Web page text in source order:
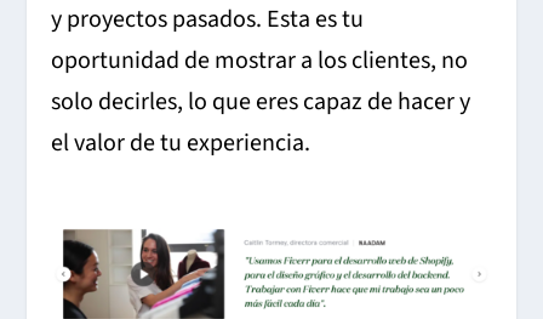
y proyectos pasados. Esta es tu
oportunidad de mostrar a los clientes, no
solo decirles, lo que eres capaz de hacer y
el valor de tu experiencia.